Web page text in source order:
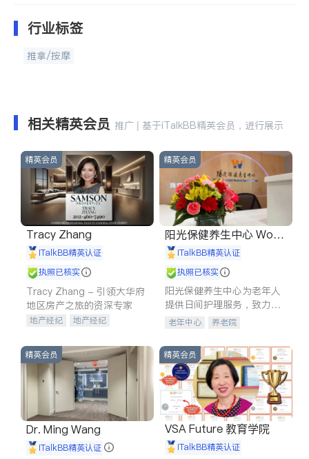
行业标签
推拿/按摩
相关精英会员 推广 | 基于iTalkBB精英会员，进行展示
精英会员
Tracy Zhang
iTalkBB精英认证
执照已核实
Tracy Zhang - 引领大华府
地区房产之旅的资深专家
地产经纪
地产经纪
商铺租售
开发商建商
精英会员
阳光保健养生中心 World
shine
iTalkBB精英认证
执照已核实
阳光保健养生中心为老年人
提供日间护理服务，致力于
通过持续的护理创新来有效
老年中心 养老院
精英会员
Dr. Ming Wang
iTalkBB精英认证
精英会员
VSA Future 教育学院
iTalkBB精英认证